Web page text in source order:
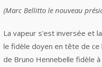
(Marc Bellitto le nouveau
La vapeur s'est inversée et
le fidèle doyen en tête de ce
de Bruno Hennebelle fidèle